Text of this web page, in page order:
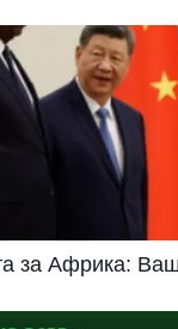
за Африка: